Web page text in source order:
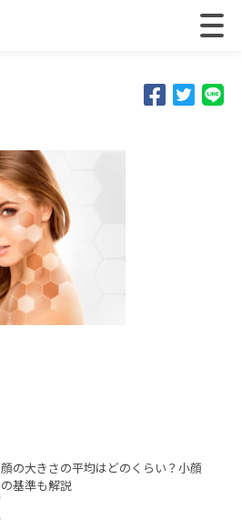
顔の大きさの平均はどのくらい？小顔
の基準も解説